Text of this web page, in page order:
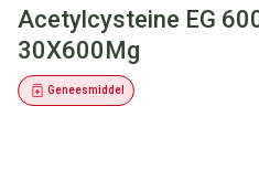
Acetylcysteine EG
30X600Mg
Geneesmiddel